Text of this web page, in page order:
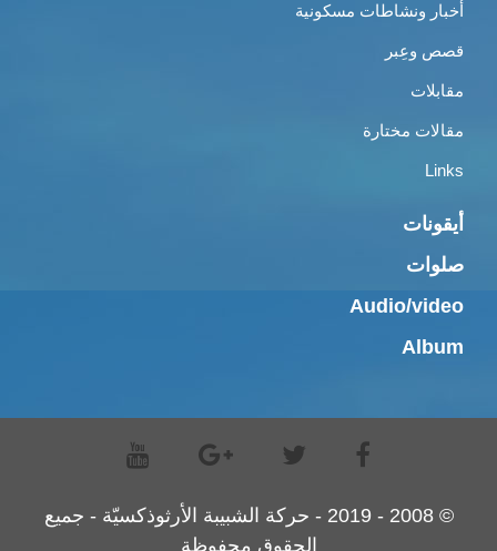
أخبار ونشاطات مسكونية
قصص وعِبر
مقابلات
مقالات مختارة
Links
أيقونات
صلوات
Audio/video
Album
© 2008 - 2019 - حركة الشبيبة الأرثوذكسيّة - جميع
الحقوق محفوظة